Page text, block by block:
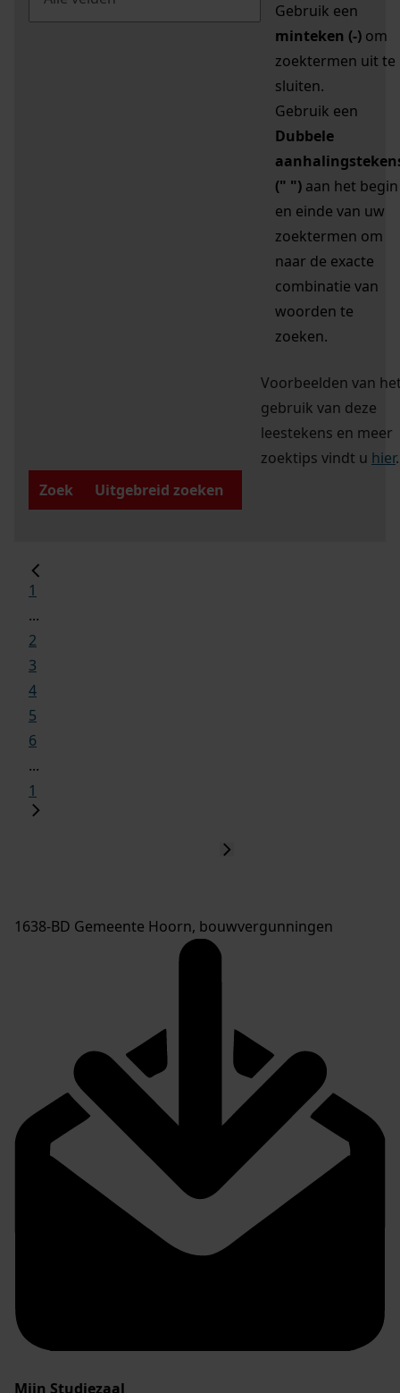
Gebruik een
minteken (-) om
zoektermen uit te
sluiten.
Gebruik een
Dubbele
(" ") aan het begin
en einde van uw
zoektermen om
naar de exacte
combinatie van
woorden te
zoeken.
Voorbeelden van
gebruik van deze
leestekens en meer
zoektips vindt u hier.
Zoek
Uitgebreid zoeken
1
...
2
3
4
5
6
...
1
1638-BD Gemeente Hoorn, bouwvergunningen
Mijn Studiezaal